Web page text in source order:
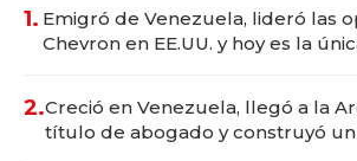
1. Emigró de Venezuela, lideró las
Chevron en EE.UU. y hoy es la
2.Creció en Venezuela, llegó a la
título de abogado y construyó